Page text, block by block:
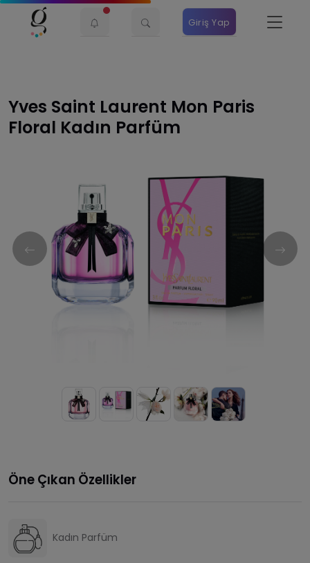
Giriş Yap
Yves Saint Laurent Mon Paris
Floral Kadın Parfüm
Öne Çıkan Özellikler
Kadın Parfüm